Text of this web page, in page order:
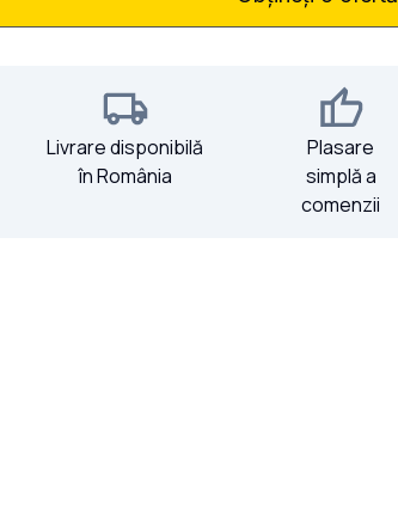
Livrare disponibilă
în România
Plasare
simplă a
comenzii